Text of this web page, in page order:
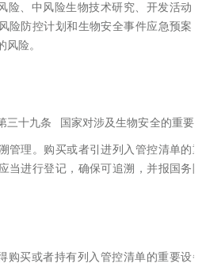
险、中风险生物技术研究、开发活动
险防控计划和生物安全事件应急预案
风险。
三十九条 国家对涉及生物安全的重要
管理。购买或者引进列入管控清单的
当进行登记，确保可追溯，并报国务
购买或者持有列入管控清单的重要设